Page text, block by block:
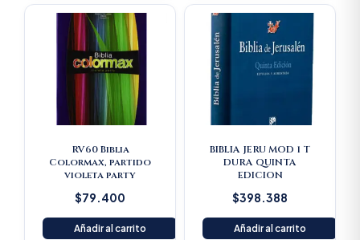
RV60 Biblia
Colormax, partido
violeta party
$79.400
Añadir al carrito
BIBLIA JERU MOD 1 T
DURA QUINTA
EDICION
$398.388
Añadir al carrito